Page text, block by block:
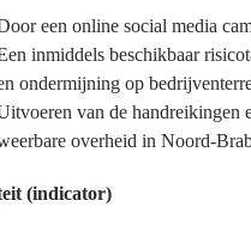
een online social media
inmiddels beschikbaar
ondermijning op
van de handreikingen
overheid in Noord-
(indicator)